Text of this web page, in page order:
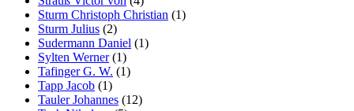
Sturm Christoph Christian (1)
Sturm Julius (2)
Sudermann Daniel (1)
Sylten Werner(1)
Tafinger G. W. (1)
Tapp Jacob (1)
Tauler Johannes (12)